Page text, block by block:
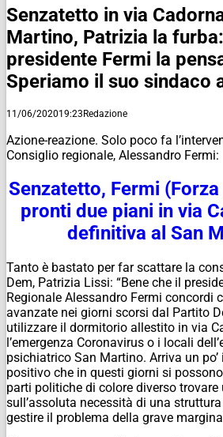
Senzatetto in via
Martino, Patrizia la
presidente Fermi la
Speriamo il suo sindaco
11/06/202019:23Redazione
Azione-reazione. Solo poco fa
Consiglio regionale, Alessandro Fermi:
Senzatetto, Fermi
pronti due piani in via
definitiva al San
Tanto è bastato per far scattare la
Dem, Patrizia Lissi: “Bene che il
Regionale Alessandro Fermi concordi
avanzate nei giorni scorsi dal Partito
utilizzare il dormitorio allestito in via
l’emergenza Coronavirus o i locali
psichiatrico San Martino. Arriva un
positivo che in questi giorni si
parti politiche di colore diverso trovare
sull’assoluta necessità di una
gestire il problema della grave